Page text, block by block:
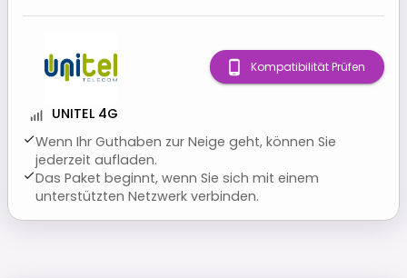
UNITEL 4G
Wenn Ihr Guthaben zur Neige geht, können Sie
jederzeit aufladen.
Das Paket beginnt, wenn Sie sich mit einem
unterstützten Netzwerk verbinden.
Kompatibilität Prüfen